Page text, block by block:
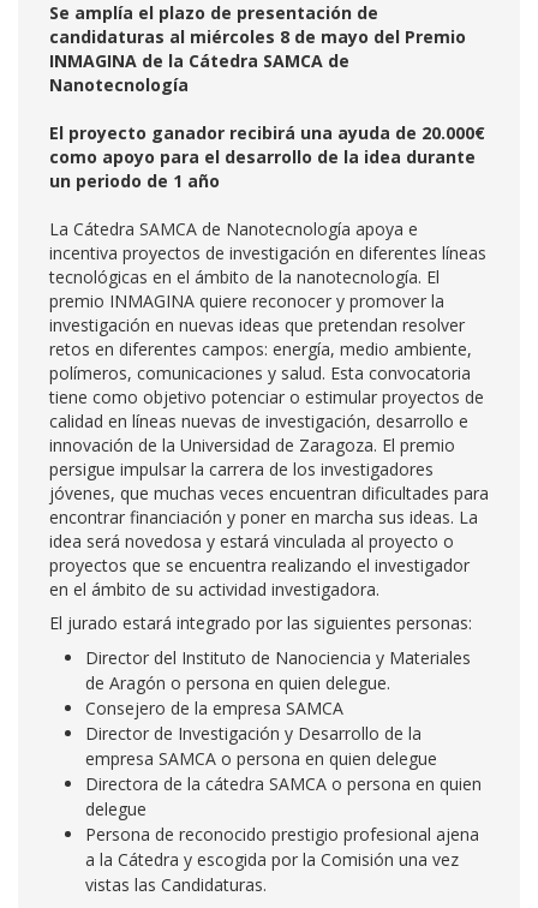
Se amplía el plazo de presentación de
candidaturas al miércoles 8 de mayo del Premio
INMAGINA de la Cátedra SAMCA de
Nanotecnología
El proyecto ganador recibirá una ayuda de 20.000€
como apoyo para el desarrollo de la idea durante
un periodo de 1 año
La Cátedra SAMCA de Nanotecnología apoya e
incentiva proyectos de investigación en diferentes líneas
tecnológicas en el ámbito de la nanotecnología. El
premio INMAGINA quiere reconocer y promover la
investigación en nuevas ideas que pretendan resolver
retos en diferentes campos: energía, medio ambiente,
polímeros, comunicaciones y salud. Esta convocatoria
tiene como objetivo potenciar o estimular proyectos de
calidad en líneas nuevas de investigación, desarrollo e
innovación de la Universidad de Zaragoza. El premio
persigue impulsar la carrera de los investigadores
jóvenes, que muchas veces encuentran dificultades para
encontrar financiación y poner en marcha sus ideas. La
idea será novedosa y estará vinculada al proyecto o
proyectos que se encuentra realizando el investigador
en el ámbito de su actividad investigadora.
El jurado estará integrado por las siguientes personas:
Director del Instituto de Nanociencia y Materiales
de Aragón o persona en quien delegue.
Consejero de la empresa SAMCA
Director de Investigación y Desarrollo de la
empresa SAMCA o persona en quien delegue
Directora de la cátedra SAMCA o persona en quien
delegue
Persona de reconocido prestigio profesional ajena
a la Cátedra y escogida por la Comisión una vez
vistas las Candidaturas.